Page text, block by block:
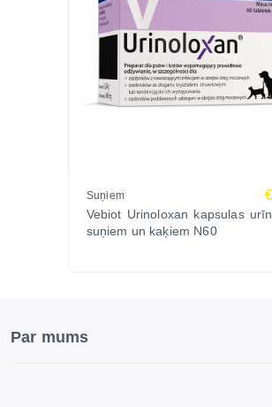
Suņiem
Vebiot Urinoloxan kapsulas
suņiem un kaķiem N60
Par mums